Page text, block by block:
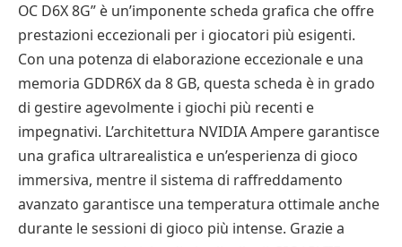
OC D6X 8G” è un’imponente scheda grafica che offre
prestazioni eccezionali per i giocatori più esigenti.
Con una potenza di elaborazione eccezionale e una
memoria GDDR6X da 8 GB, questa scheda è in grado
di gestire agevolmente i giochi più recenti e
impegnativi. L’architettura NVIDIA Ampere garantisce
una grafica ultrarealistica e un’esperienza di gioco
immersiva, mentre il sistema di raffreddamento
avanzato garantisce una temperatura ottimale anche
durante le sessioni di gioco più intense. Grazie a